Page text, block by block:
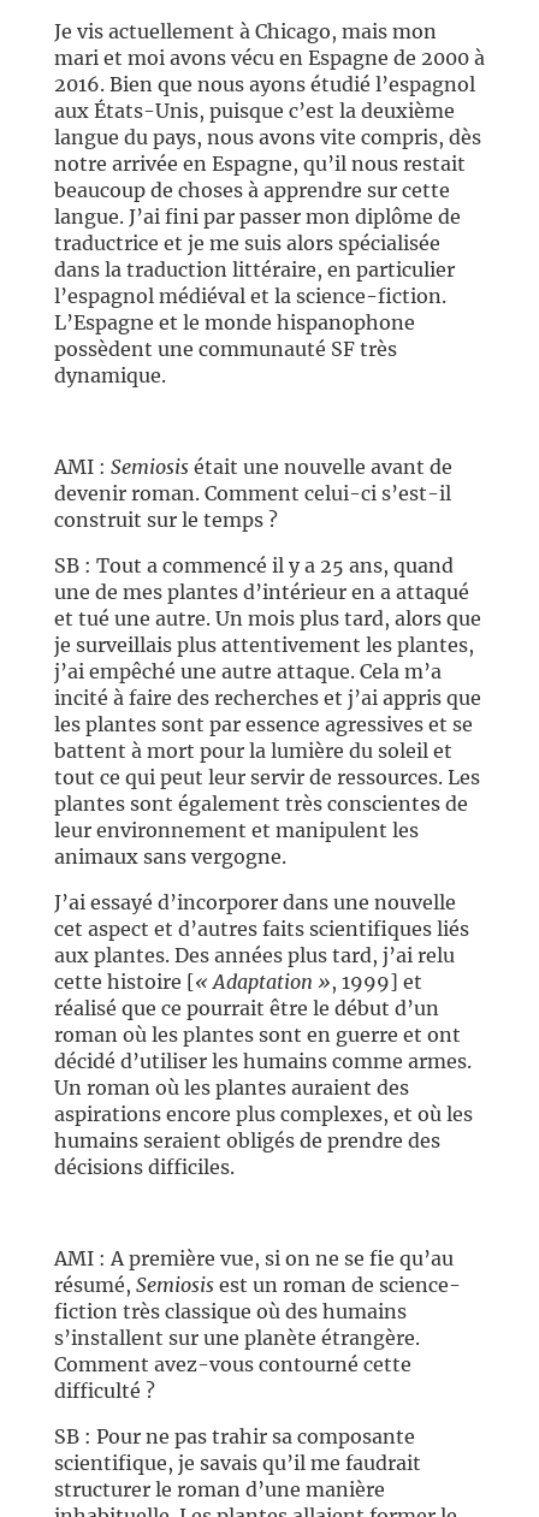
Je vis actuellement à Chicago, mais mon
mari et moi avons vécu en Espagne de 2000 à
2016. Bien que nous ayons étudié l’espagnol
aux États-Unis, puisque c’est la deuxième
langue du pays, nous avons vite compris, dès
notre arrivée en Espagne, qu’il nous restait
beaucoup de choses à apprendre sur cette
langue. J’ai fini par passer mon diplôme de
traductrice et je me suis alors spécialisée
dans la traduction littéraire, en particulier
l’espagnol médiéval et la science-fiction.
L’Espagne et le monde hispanophone
possèdent une communauté SF très
dynamique.
AMI : Semiosisétait une nouvelle avant de
devenir roman. Comment celui-ci s’est-il
construit sur le temps ?
SB : Tout a commencé il y a 25 ans, quand
une de mes plantes d’intérieur en a attaqué
et tué une autre. Un mois plus tard, alors que
je surveillais plus attentivement les plantes,
j’ai empêché une autre attaque. Cela m’a
incité à faire des recherches et j’ai appris que
les plantes sont par essence agressives et se
battent à mort pour la lumière du soleil et
tout ce qui peut leur servir de ressources. Les
plantes sont également très conscientes de
leur environnement et manipulent les
animaux sans vergogne.
J’ai essayé d’incorporer dans une nouvelle
cet aspect et d’autres faits scientifiques liés
aux plantes. Des années plus tard, j’ai relu
cette histoire [« Adaptation », 1999] et
réalisé que ce pourrait être le début d’un
roman où les plantes sont en guerre et ont
décidé d’utiliser les humains comme armes.
Un roman où les plantes auraient des
aspirations encore plus complexes, et où les
humains seraient obligés de prendre des
décisions difficiles.
AMI : A première vue, si on ne se fie qu’au
résumé, Semiosisest un roman de science-
fiction très classique où des humains
s’installent sur une planète étrangère.
Comment avez-vous contourné cette
difficulté ?
SB : Pour ne pas trahir sa composante
scientifique, je savais qu’il me faudrait
structurer le roman d’une manière